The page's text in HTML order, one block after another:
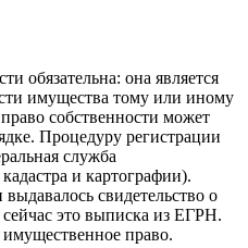
обязательна: она является
имущества тому или иному
собственности может
Процедуру регистрации
служба
и картографии).
свидетельство о
сейчас это выписка из ЕГРН.
право.